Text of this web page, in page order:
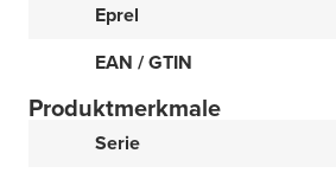
Eprel
EAN / GTIN
Produktmerkmale
Serie